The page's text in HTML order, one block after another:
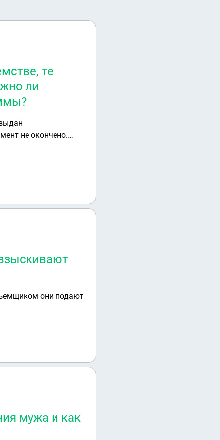
те
ли
не окончено.
этого долга.
они подают
мужа и как